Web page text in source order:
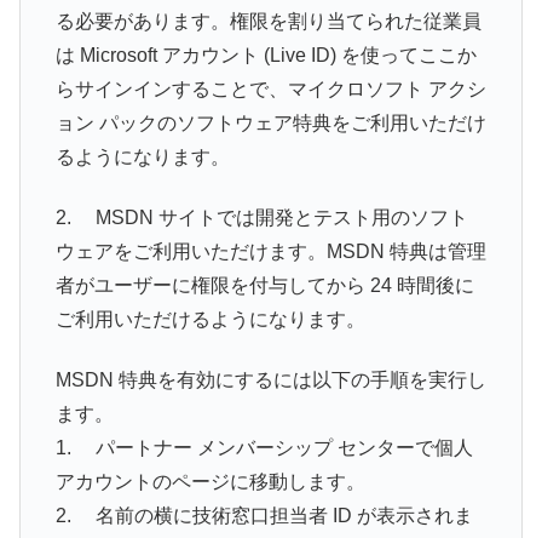
る必要があります。権限を割り当てられた従業員
は Microsoft アカウント (Live ID) を使ってここか
らサインインすることで、マイクロソフト アクシ
ョン パックのソフトウェア特典をご利用いただけ
るようになります。
2. MSDN サイトでは開発とテスト用のソフト
ウェアをご利用いただけます。MSDN 特典は管理
者がユーザーに権限を付与してから 24 時間後に
ご利用いただけるようになります。
MSDN 特典を有効にするには以下の手順を実行し
ます。
1. パートナー メンバーシップ センターで個人
アカウントのページに移動します。
2. 名前の横に技術窓口担当者 ID が表示されま